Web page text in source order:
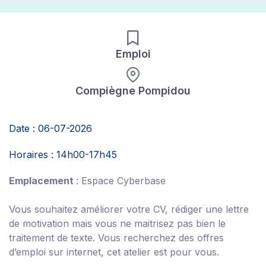
Emploi
Compiègne Pompidou
Date : 06-07-2026
Horaires : 14h00-17h45
Emplacement : Espace Cyberbase
Vous souhaitez améliorer votre CV, rédiger une lettre
de motivation mais vous ne maitrisez pas bien le
traitement de texte. Vous recherchez des offres
d’emploi sur internet, cet atelier est pour vous.